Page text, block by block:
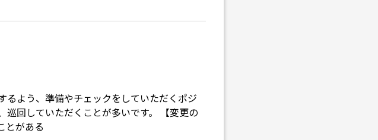
るよう、準備やチェックをしていただくポジ
回していただくことが多いです。 【変更の
とがある